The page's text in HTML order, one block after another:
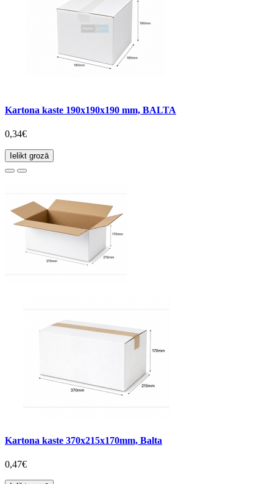
Kartona kaste 190x190x190 mm, BALTA
0,34€
Ielikt grozā
Kartona kaste 370x215x170mm, Balta
0,47€